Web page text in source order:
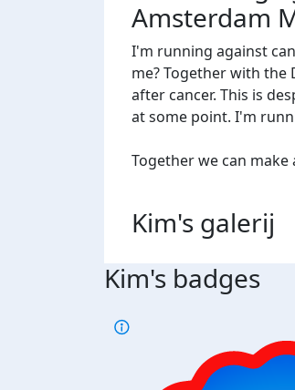
Amsterdam
I'm running against
me? Together with the
after cancer. This is
at some point. I'm
Together we can make
Kim's galerij
Kim's badges